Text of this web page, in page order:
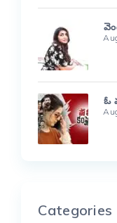
ఓ
Categories